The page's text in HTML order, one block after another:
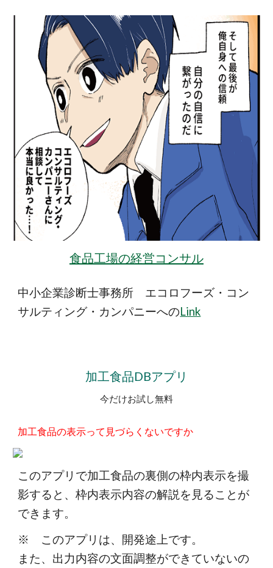
食品工場の経営コンサル
中小企業診断士事務所 エコロフーズ・コン
サルティング・カンパニーへのLink
加工食品DBアプリ
今だけお試し無料
加工食品の表示って見づらくないですか
このアプリで加工食品の裏側の枠内表示を撮
影すると、枠内表示内容の解説を見ることが
できます。
※ このアプリは、開発途上です。
また、出力内容の文面調整ができていないの